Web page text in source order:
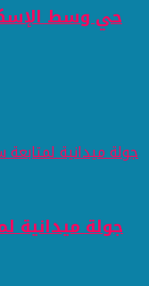
حي وسط
جولة ميدانية